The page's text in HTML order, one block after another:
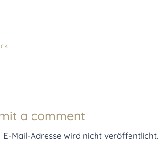
a comment
E-Mail-Adresse wird nicht veröffentlicht.